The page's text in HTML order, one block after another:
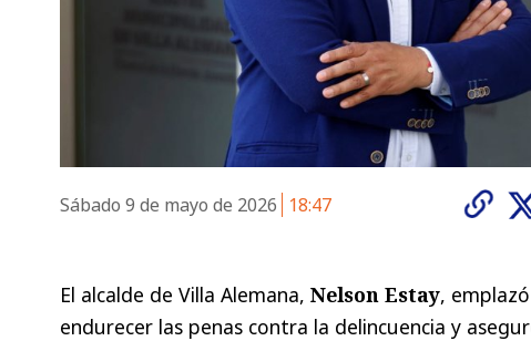
Sábado 9 de mayo de 2026 18:47
El alcalde de Villa Alemana, Nelson Estay,
endurecer las penas contra la delincuencia y